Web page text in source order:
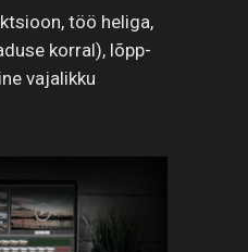
töö heliga,
korral), lõpp-
vajalikku